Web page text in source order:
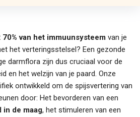
70% van het immuunsysteemvan je
het verteringsstelsel? Een gezonde
darmflora zijn dus cruciaal voor de
en het welzijn van je paard. Onze
ontwikkeld om de spijsvertering van
door: Het bevorderen van een
in de maag, het stimuleren van een